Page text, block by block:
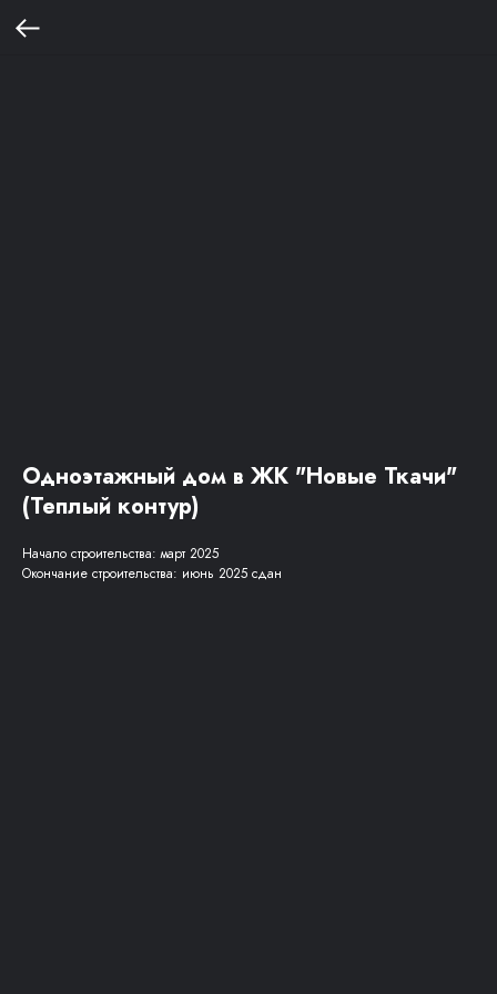
Одноэтажный дом в ЖК "Новые Ткачи"
(Теплый контур)
Начало строительства: март 2025
Окончание строительства: июнь 2025 сдан